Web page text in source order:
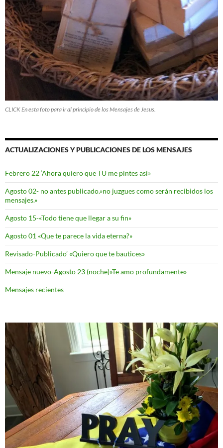
CLICK En esta foto para ir al principio de los Mensajes de Jesus.
ACTUALIZACIONES Y PUBLICACIONES DE LOS MENSAJES
Febrero 22 ‘Ahora quiero que TU me pintes asi»
Agosto 02- no antes publicado.»no juzgues como serán recibidos los
mensajes.»
Agosto 15-«Todo tiene que llegar a su fin»
Agosto 01 «Que te parece la vida eterna?»
Revisado-Publicado’ «Quiero que te bautices»
Mensaje nuevo-Agosto 23 (noche)»Te amo profundamente»
Mensajes recientes